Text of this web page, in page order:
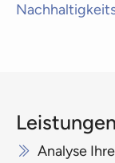
Analyse